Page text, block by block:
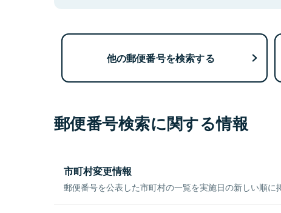
他の郵便番号を検索する
郵便番号検索に関する情報
市町村変更情報
郵便番号を公表した市町村の一覧を実施日の新しい順に